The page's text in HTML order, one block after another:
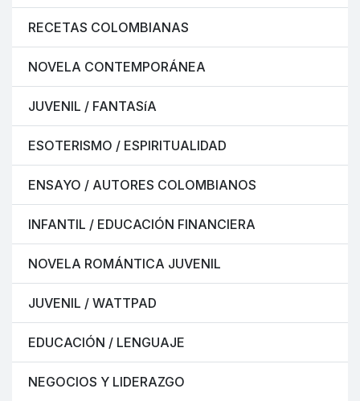
RECETAS COLOMBIANAS
NOVELA CONTEMPORÁNEA
JUVENIL / FANTASíA
ESOTERISMO / ESPIRITUALIDAD
ENSAYO / AUTORES COLOMBIANOS
INFANTIL / EDUCACIÓN FINANCIERA
NOVELA ROMÁNTICA JUVENIL
JUVENIL / WATTPAD
EDUCACIÓN / LENGUAJE
NEGOCIOS Y LIDERAZGO